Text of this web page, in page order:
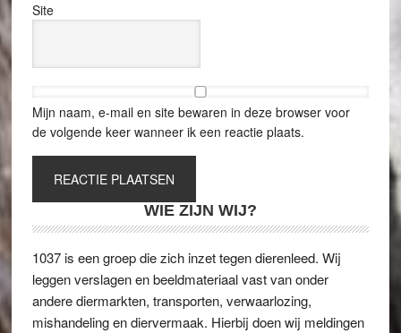
Site
Mijn naam, e-mail en site bewaren in deze browser voor
de volgende keer wanneer ik een reactie plaats.
WIE ZIJN WIJ?
1037 is een groep die zich inzet tegen dierenleed. Wij
leggen verslagen en beeldmateriaal vast van onder
andere diermarkten, transporten, verwaarlozing,
mishandeling en diervermaak. Hierbij doen wij meldingen